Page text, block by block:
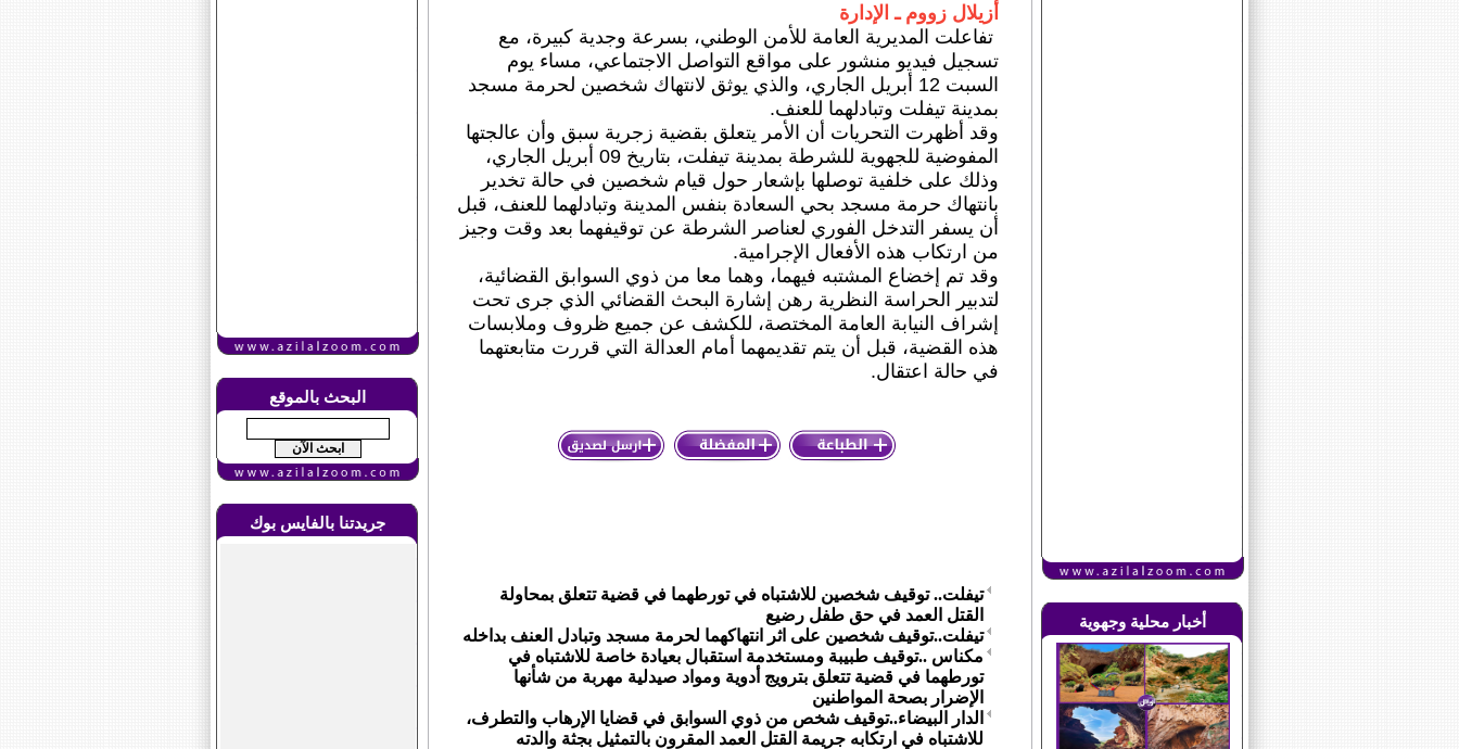
البحث بالموقع
جريدتنا بالفايس بوك
أزيلال زووم ـ الإدارة
تفاعلت المديرية العامة للأمن الوطني، بسرعة وجدية كبيرة، مع
تسجيل فيديو منشور على مواقع التواصل الاجتماعي، مساء يوم
السبت 12 أبريل الجاري، والذي يوثق لانتهاك شخصين لحرمة مسجد
بمدينة تيفلت وتبادلهما للعنف.
وقد أظهرت التحريات أن الأمر يتعلق بقضية زجرية سبق وأن عالجتها
المفوضية للجهوية للشرطة بمدينة تيفلت، بتاريخ 09 أبريل الجاري،
وذلك على خلفية توصلها بإشعار حول قيام شخصين في حالة تخدير
بانتهاك حرمة مسجد بحي السعادة بنفس المدينة وتبادلهما للعنف، قبل
أن يسفر التدخل الفوري لعناصر الشرطة عن توقيفهما بعد وقت وجيز
من ارتكاب هذه الأفعال الإجرامية.
وقد تم إخضاع المشتبه فيهما، وهما معا من ذوي السوابق القضائية،
لتدبير الحراسة النظرية رهن إشارة البحث القضائي الذي جرى تحت
إشراف النيابة العامة المختصة، للكشف عن جميع ظروف وملابسات
هذه القضية، قبل أن يتم تقديمهما أمام العدالة التي قررت متابعتهما
في حالة اعتقال.
تيفلت.. توقيف شخصين للاشتباه في تورطهما في قضية تتعلق بمحاولة
القتل العمد في حق طفل رضيع
تيفلت..توقيف شخصين على اثر انتهاكهما لحرمة مسجد وتبادل العنف بداخله
مكناس ..توقيف طبيبة ومستخدمة استقبال بعيادة خاصة للاشتباه في
تورطهما في قضية تتعلق بترويج أدوية ومواد صيدلية مهربة من شأنها
الإضرار بصحة المواطنين
الدار البيضاء..توقيف شخص من ذوي السوابق في قضايا الإرهاب والتطرف،
للاشتباه في ارتكابه جريمة القتل العمد المقرون بالتمثيل بجثة والدته
أخبار محلية وجهوية